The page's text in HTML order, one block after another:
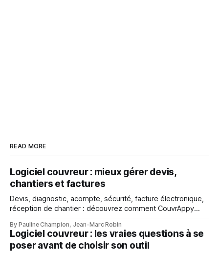
READ MORE
Logiciel couvreur : mieux gérer devis,
chantiers et factures
Devis, diagnostic, acompte, sécurité, facture électronique,
réception de chantier : découvrez comment CouvrAppy
activité.
By Pauline Champion, Jean-Marc Robin
Logiciel couvreur : les vraies questions à se
poser avant de choisir son outil